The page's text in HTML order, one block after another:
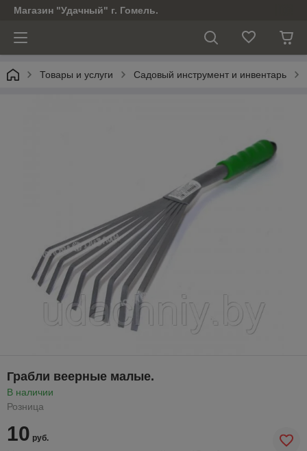
Магазин "Удачный" г. Гомель.
Товары и услуги Садовый инструмент и инвентарь
Грабли веерные малые.
В наличии
Розница
10 руб.